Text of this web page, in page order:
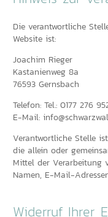
Die verantwortliche
Website ist:
Joachim Rieger
Kastanienweg 8a
76593 Gernsbach
Telefon: Tel.: 0177 276
E-Mail:
Verantwortliche Stelle
die allein oder
Mittel der Verarbeitung
Namen, E-Mail-
Widerruf Ihrer